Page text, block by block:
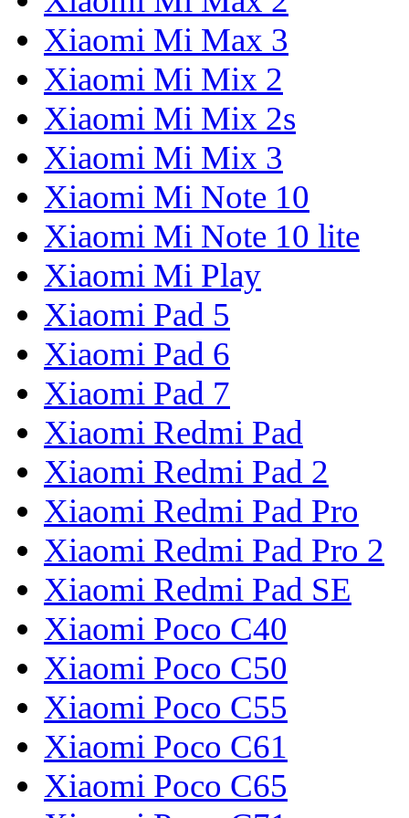
Xiaomi Mi Max 3
Xiaomi Mi Mix 2
Xiaomi Mi Mix 2s
Xiaomi Mi Mix 3
Xiaomi Mi Note 10
Xiaomi Mi Note 10 lite
Xiaomi Mi Play
Xiaomi Pad 5
Xiaomi Pad 6
Xiaomi Pad 7
Xiaomi Redmi Pad
Xiaomi Redmi Pad 2
Xiaomi Redmi Pad Pro
Xiaomi Redmi Pad Pro 2
Xiaomi Redmi Pad SE
Xiaomi Poco C40
Xiaomi Poco C50
Xiaomi Poco C55
Xiaomi Poco C61
Xiaomi Poco C65